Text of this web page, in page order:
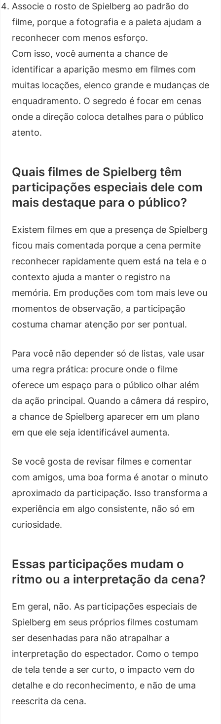
Associe o rosto de Spielberg ao padrão do
filme, porque a fotografia e a paleta ajudam a
reconhecer com menos esforço.
Com isso, você aumenta a chance de
identificar a aparição mesmo em filmes com
muitas locações, elenco grande e mudanças de
enquadramento. O segredo é focar em cenas
onde a direção coloca detalhes para o público
atento.
Quais filmes de Spielberg têm
participações especiais dele com
mais destaque para o público?
Existem filmes em que a presença de Spielberg
ficou mais comentada porque a cena permite
reconhecer rapidamente quem está na tela e o
contexto ajuda a manter o registro na
memória. Em produções com tom mais leve ou
momentos de observação, a participação
costuma chamar atenção por ser pontual.
Para você não depender só de listas, vale usar
uma regra prática: procure onde o filme
oferece um espaço para o público olhar além
da ação principal. Quando a câmera dá respiro,
a chance de Spielberg aparecer em um plano
em que ele seja identificável aumenta.
Se você gosta de revisar filmes e comentar
com amigos, uma boa forma é anotar o minuto
aproximado da participação. Isso transforma a
experiência em algo consistente, não só em
curiosidade.
Essas participações mudam o
ritmo ou a interpretação da cena?
Em geral, não. As participações especiais de
Spielberg em seus próprios filmes costumam
ser desenhadas para não atrapalhar a
interpretação do espectador. Como o tempo
de tela tende a ser curto, o impacto vem do
detalhe e do reconhecimento, e não de uma
reescrita da cena.